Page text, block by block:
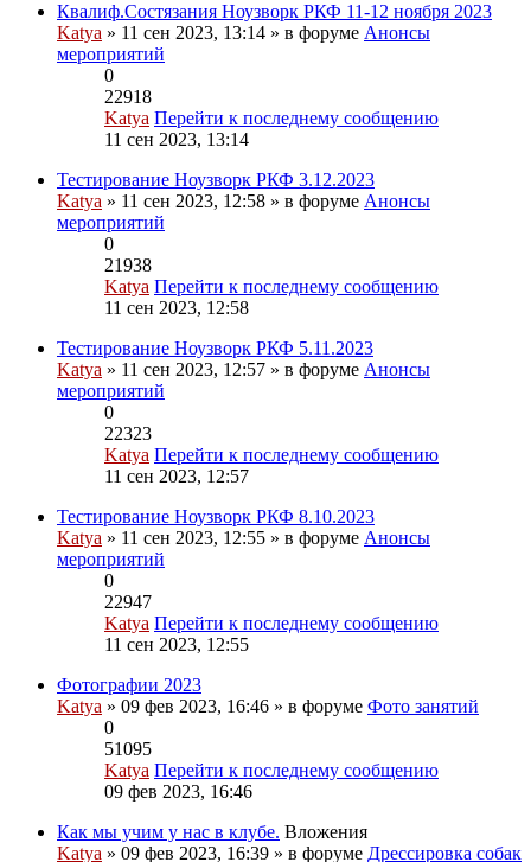
Квалиф.Состязания Ноузворк РКФ 11-12 ноября 2023
Katya » 11 сен 2023, 13:14 » в форуме Анонсы
мероприятий
0
22918
Katya Перейти к последнему сообщению
11 сен 2023, 13:14
Тестирование Ноузворк РКФ 3.12.2023
Katya » 11 сен 2023, 12:58 » в форуме Анонсы
мероприятий
0
21938
Katya Перейти к последнему сообщению
11 сен 2023, 12:58
Тестирование Ноузворк РКФ 5.11.2023
Katya » 11 сен 2023, 12:57 » в форуме Анонсы
мероприятий
0
22323
Katya Перейти к последнему сообщению
11 сен 2023, 12:57
Тестирование Ноузворк РКФ 8.10.2023
Katya » 11 сен 2023, 12:55 » в форуме Анонсы
мероприятий
0
22947
Katya Перейти к последнему сообщению
11 сен 2023, 12:55
Фотографии 2023
Katya » 09 фев 2023, 16:46 » в форуме Фото занятий
0
51095
Katya Перейти к последнему сообщению
09 фев 2023, 16:46
Как мы учим у нас в клубе. Вложения
Katya » 09 фев 2023, 16:39 » в форуме Дрессировка собак